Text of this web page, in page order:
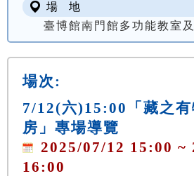
場 地
臺博館南門館多功能教室
場次:
7/12(六)15:00「藏之有
房」專場導覽
2025/07/12 15:00 ~
16:00